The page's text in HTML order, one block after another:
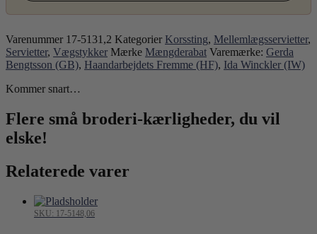
Varenummer 17-5131,2 Kategorier Korssting, Mellemlægsservietter,
Servietter, Vægstykker Mærke Mængderabat Varemærke: Gerda
Bengtsson (GB), Haandarbejdets Fremme (HF), Ida Winckler (IW)
Kommer snart…
Flere små broderi-kærligheder, du vil
elske!
Relaterede varer
SKU: 17-5148,06